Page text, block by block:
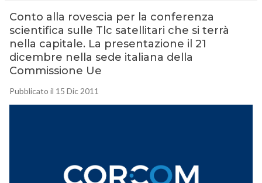
Conto alla rovescia per la conferenza
scientifica sulle Tlc satellitari che si terrà
nella capitale. La presentazione il 21
dicembre nella sede italiana della
Commissione Ue
Pubblicato il 15 Dic 2011